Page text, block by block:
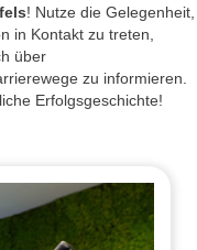
! Nutze die Gelegenheit,
in Kontakt zu treten,
über
zu informieren.
Erfolgsgeschichte!